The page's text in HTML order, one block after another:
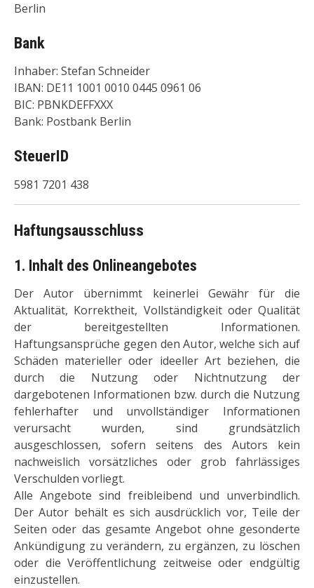
Berlin
Bank
Inhaber: Stefan Schneider
IBAN: DE11 1001 0010 0445 0961 06
BIC: PBNKDEFFXXX
Bank: Postbank Berlin
SteuerID
5981 7201 438
Haftungsausschluss
1. Inhalt des Onlineangebotes
Der Autor übernimmt keinerlei Gewähr für die
Aktualität, Korrektheit, Vollständigkeit oder Qualität
der bereitgestellten Informationen.
Haftungsansprüche gegen den Autor, welche sich auf
Schäden materieller oder ideeller Art beziehen, die
durch die Nutzung oder Nichtnutzung der
dargebotenen Informationen bzw. durch die Nutzung
fehlerhafter und unvollständiger Informationen
verursacht wurden, sind grundsätzlich
ausgeschlossen, sofern seitens des Autors kein
nachweislich vorsätzliches oder grob fahrlässiges
Verschulden vorliegt.
Alle Angebote sind freibleibend und unverbindlich.
Der Autor behält es sich ausdrücklich vor, Teile der
Seiten oder das gesamte Angebot ohne gesonderte
Ankündigung zu verändern, zu ergänzen, zu löschen
oder die Veröffentlichung zeitweise oder endgültig
einzustellen.